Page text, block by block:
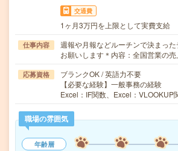
交通費
1ヶ月3万円を上限として実費支給
仕事内容
週報や月報などルーチンで決まっ
お願いします＊内容：全国営業の
応募資格
ブランクOK / 英語力不要
【必要な経験】一般事務の経験
Excel：IF関数、Excel：VLOOKUP
職場の雰囲気
年齢層